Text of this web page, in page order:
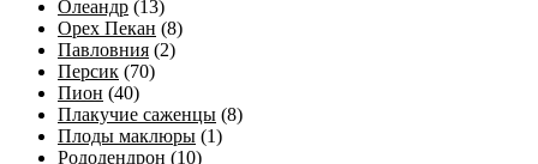
Олеандр (13)
Орех Пекан (8)
Павловния (2)
Персик (70)
Пион (40)
Плакучие саженцы (8)
Плоды маклюры (1)
Рододендрон (10)